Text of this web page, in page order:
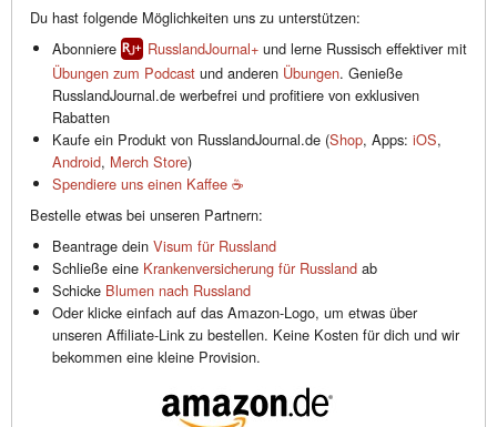
Du hast folgende Möglichkeiten uns zu unterstützen:
Abonniere
RusslandJournal+ und lerne Russisch effektiver mit
Übungen zum Podcast und anderen Übungen. Genieße
RusslandJournal.de werbefrei und profitiere von exklusiven
Rabatten
Kaufe ein Produkt von RusslandJournal.de (Shop, Apps: iOS,
Android, Merch Store)
Spendiere uns einen Kaffee ☕️
Bestelle etwas bei unseren Partnern:
Beantrage dein Visum für Russland
Schließe eine Krankenversicherung für Russland ab
Schicke Blumen nach Russland
Oder klicke einfach auf das Amazon-Logo, um etwas über
unseren Affiliate-Link zu bestellen. Keine Kosten für dich und wir
bekommen eine kleine Provision.